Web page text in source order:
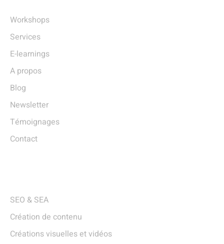
Workshops
Services
E-learnings
A propos
Blog
Newsletter
Témoignages
Contact
SEO & SEA
Création de contenu
Créations visuelles et vidéos